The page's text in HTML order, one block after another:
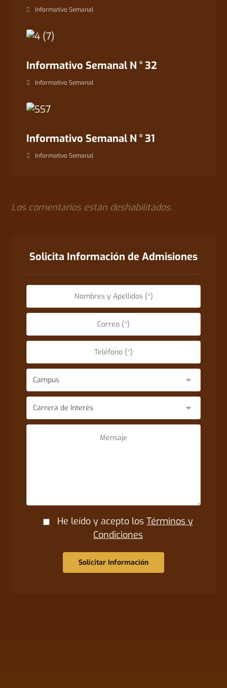
Informativo Semanal
Informativo Semanal N ° 32
Informativo Semanal
Informativo Semanal N ° 31
Informativo Semanal
Los comentarios están deshabilitados.
Solicita Información de Admisiones
He leído y acepto los Términos y
Condiciones
Solicitar Información